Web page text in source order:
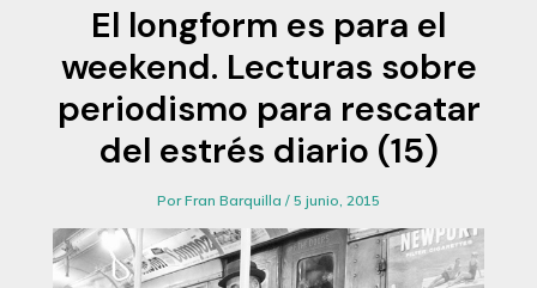
El longform es para el
weekend. Lecturas sobre
periodismo para rescatar
del estrés diario (15)
PorFran Barquilla / 5 junio, 2015